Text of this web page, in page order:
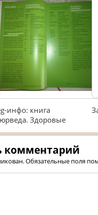
инфо: книга
Здоровые
комментарий
Обязательные поля